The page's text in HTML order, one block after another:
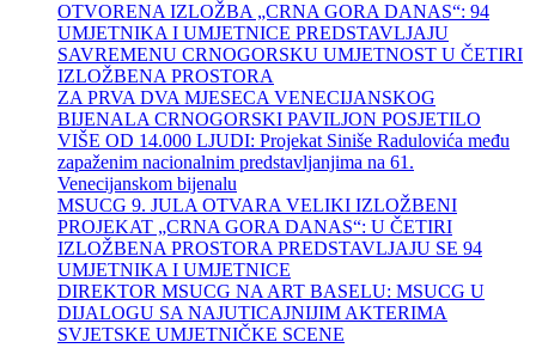
OTVORENA IZLOŽBA „CRNA GORA DANAS“: 94
UMJETNIKA I UMJETNICE PREDSTAVLJAJU
SAVREMENU CRNOGORSKU UMJETNOST U ČETIRI
IZLOŽBENA PROSTORA
ZA PRVA DVA MJESECA VENECIJANSKOG
BIJENALA CRNOGORSKI PAVILJON POSJETILO
VIŠE OD 14.000 LJUDI: Projekat Siniše Radulovića među
zapaženim nacionalnim predstavljanjima na 61.
Venecijanskom bijenalu
MSUCG 9. JULA OTVARA VELIKI IZLOŽBENI
PROJEKAT „CRNA GORA DANAS“: U ČETIRI
IZLOŽBENA PROSTORA PREDSTAVLJAJU SE 94
UMJETNIKA I UMJETNICE
DIREKTOR MSUCG NA ART BASELU: MSUCG U
DIJALOGU SA NAJUTICAJNIJIM AKTERIMA
SVJETSKE UMJETNIČKE SCENE